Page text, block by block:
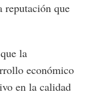
reputación que
la
económico
en la calidad